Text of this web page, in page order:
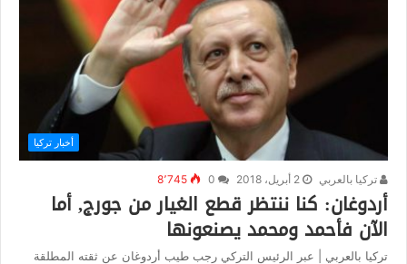
أخبار تركيا
تركيا بالعربي 2 أبريل، 2018 8٬745
أردوغان: كنا ننتظر قطع الغيار من جورج, أما
الآن فأحمد ومحمد يصنعونها
تركيا بالعربي | عبر الرئيس التركي رجب طيب أردوغان عن ثقته المطلقة